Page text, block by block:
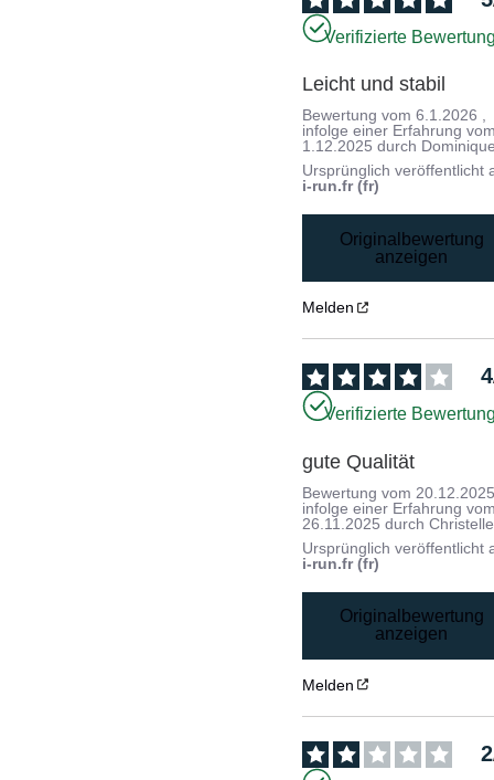
Verifizierte
Leicht und stabil
Bewertung vom6.1.2026
infolge einer Erfahrung
1.12.2025 durch
Ursprünglich veröffentlicht
i-run.fr (fr)
Originalbewertung
anzeigen
Melden
4
Verifizierte
gute Qualität
Bewertung vom
infolge einer Erfahrung
26.11.2025 durch
Ursprünglich veröffentlicht
i-run.fr (fr)
Originalbewertung
anzeigen
Melden
2